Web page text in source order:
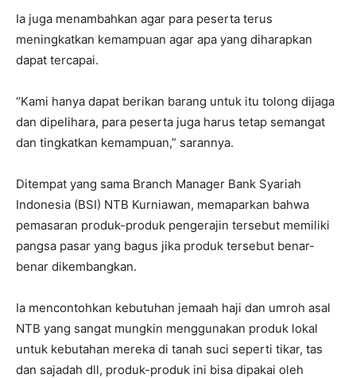
Ia juga menambahkan agar para peserta terus
meningkatkan kemampuan agar apa yang diharapkan
dapat tercapai.
“Kami hanya dapat berikan barang untuk itu tolong dijaga
dan dipelihara, para peserta juga harus tetap semangat
dan tingkatkan kemampuan,” sarannya.
Ditempat yang sama Branch Manager Bank Syariah
Indonesia (BSI) NTB Kurniawan, memaparkan bahwa
pemasaran produk-produk pengerajin tersebut memiliki
pangsa pasar yang bagus jika produk tersebut benar-
benar dikembangkan.
Ia mencontohkan kebutuhan jemaah haji dan umroh asal
NTB yang sangat mungkin menggunakan produk lokal
untuk kebutahan mereka di tanah suci seperti tikar, tas
dan sajadah dll, produk-produk ini bisa dipakai oleh